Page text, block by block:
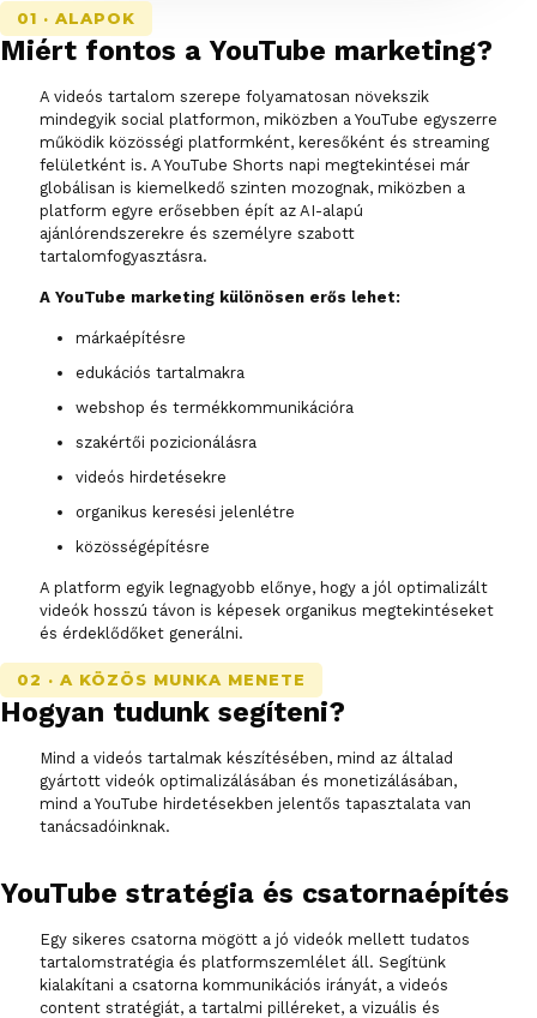
01 · ALAPOK
Miért fontos a YouTube marketing?
A videós tartalom szerepe folyamatosan növekszik
mindegyik social platformon, miközben a YouTube egyszerre
működik közösségi platformként, keresőként és streaming
felületként is. A YouTube Shorts napi megtekintései már
globálisan is kiemelkedő szinten mozognak, miközben a
platform egyre erősebben épít az AI-alapú
ajánlórendszerekre és személyre szabott
tartalomfogyasztásra.
A YouTube marketing különösen erős lehet:
márkaépítésre
edukációs tartalmakra
webshop és termékkommunikációra
szakértői pozicionálásra
videós hirdetésekre
organikus keresési jelenlétre
közösségépítésre
A platform egyik legnagyobb előnye, hogy a jól optimalizált
videók hosszú távon is képesek organikus megtekintéseket
és érdeklődőket generálni.
02 · A KÖZÖS MUNKA MENETE
Hogyan tudunk segíteni?
Mind a videós tartalmak készítésében, mind az általad
gyártott videók optimalizálásában és monetizálásában,
mind a YouTube hirdetésekben jelentős tapasztalata van
tanácsadóinknak.
YouTube stratégia és csatornaépítés
Egy sikeres csatorna mögött a jó videók mellett tudatos
tartalomstratégia és platformszemlélet áll. Segítünk
kialakítani a csatorna kommunikációs irányát, a videós
content stratégiát, a tartalmi pilléreket, a vizuális és